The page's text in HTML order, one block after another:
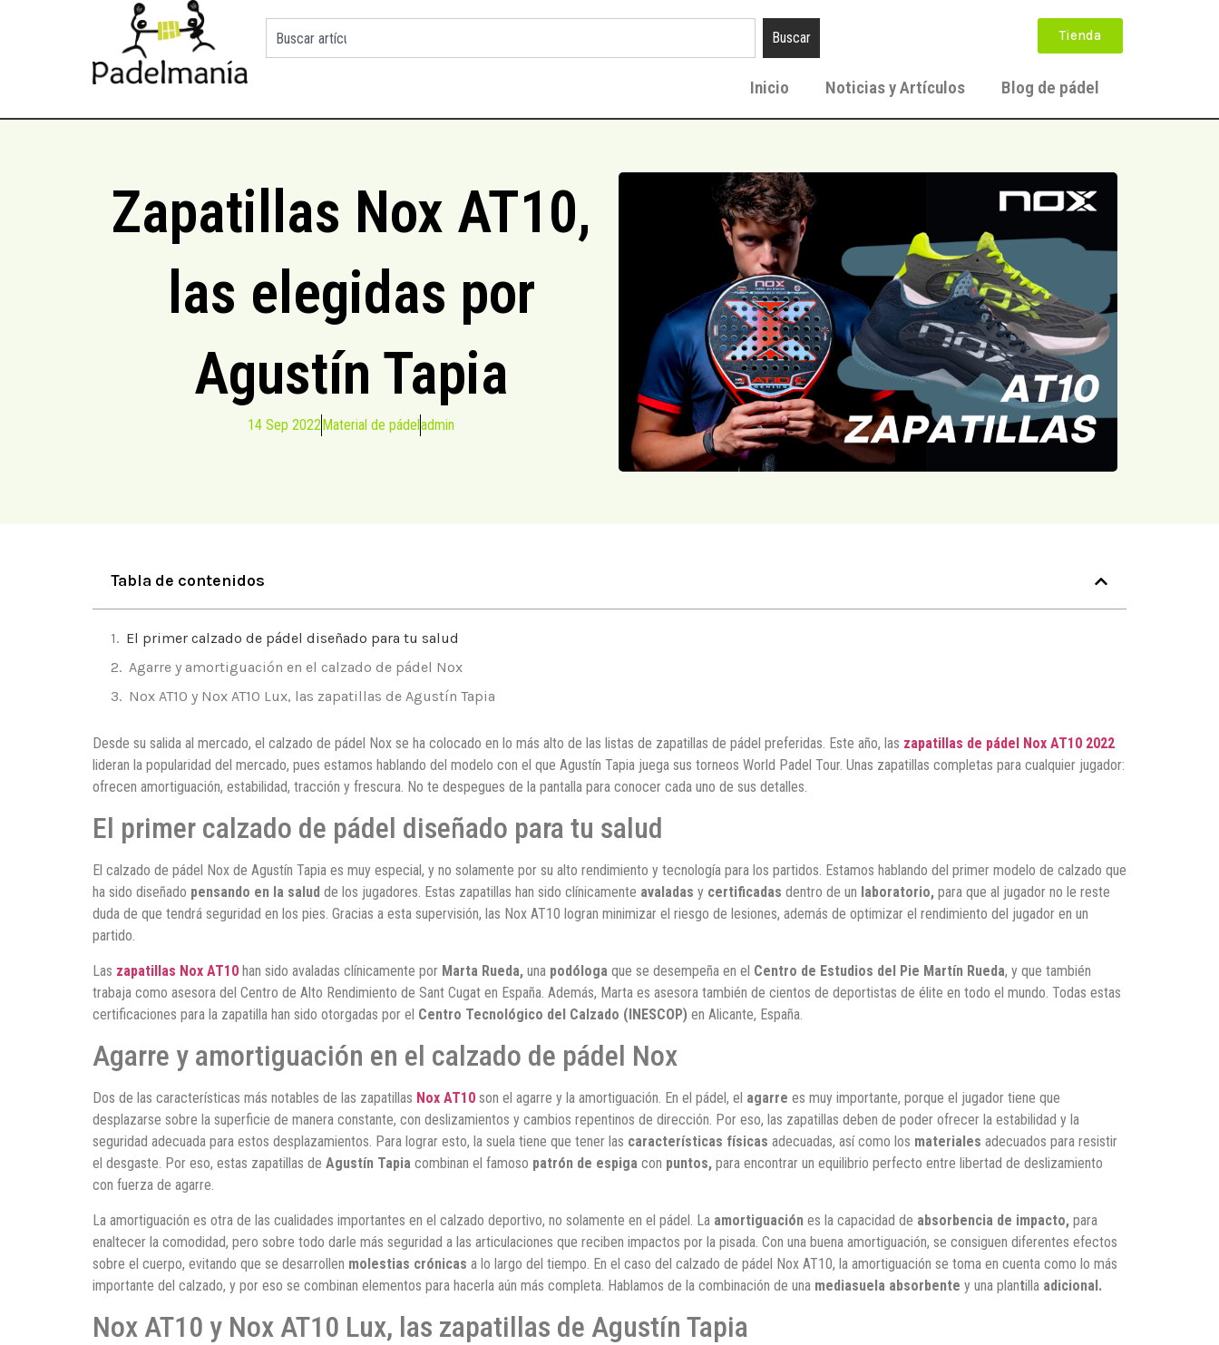
Buscar Tienda
Inicio Noticias y Artículos Blog de pádel
Zapatillas Nox AT10,
las elegidas por
Agustín Tapia
14 Sep 2022Material de pádeladmin
Tabla de contenidos
El primer calzado de pádel diseñado para tu salud
Agarre y amortiguación en el calzado de pádel Nox
Nox AT10 y Nox AT10 Lux, las zapatillas de Agustín Tapia
Desde su salida al mercado, el calzado de pádel Nox se ha colocado en lo más alto de las listas de zapatillas de pádel preferidas. Este año, las zapatillas de pádel Nox AT10 2022
lideran la popularidad del mercado, pues estamos hablando del modelo con el que Agustín Tapia juega sus torneos World Padel Tour. Unas zapatillas completas para cualquier jugador:
ofrecen amortiguación, estabilidad, tracción y frescura. No te despegues de la pantalla para conocer cada uno de sus detalles.
El primer calzado de pádel diseñado para tu salud
El calzado de pádel Nox de Agustín Tapia es muy especial, y no solamente por su alto rendimiento y tecnología para los partidos. Estamos hablando del primer modelo de calzado que
ha sido diseñado pensando en la salud de los jugadores. Estas zapatillas han sido clínicamente avaladas y certificadas dentro de un laboratorio, para que al jugador no le reste
duda de que tendrá seguridad en los pies. Gracias a esta supervisión, las Nox AT10 logran minimizar el riesgo de lesiones, además de optimizar el rendimiento del jugador en un
partido.
Las zapatillas Nox AT10 han sido avaladas clínicamente por Marta Rueda, una podóloga que se desempeña en el Centro de Estudios del Pie Martín Rueda, y que también
trabaja como asesora del Centro de Alto Rendimiento de Sant Cugat en España. Además, Marta es asesora también de cientos de deportistas de élite en todo el mundo. Todas estas
certificaciones para la zapatilla han sido otorgadas por el Centro Tecnológico del Calzado (INESCOP) en Alicante, España.
Agarre y amortiguación en el calzado de pádel Nox
Dos de las características más notables de las zapatillas Nox AT10 son el agarre y la amortiguación. En el pádel, el agarre es muy importante, porque el jugador tiene que
desplazarse sobre la superficie de manera constante, con deslizamientos y cambios repentinos de dirección. Por eso, las zapatillas deben de poder ofrecer la estabilidad y la
seguridad adecuada para estos desplazamientos. Para lograr esto, la suela tiene que tener las características físicas adecuadas, así como los materiales adecuados para resistir
el desgaste. Por eso, estas zapatillas de Agustín Tapia combinan el famoso patrón de espiga con puntos, para encontrar un equilibrio perfecto entre libertad de deslizamiento
con fuerza de agarre.
La amortiguación es otra de las cualidades importantes en el calzado deportivo, no solamente en el pádel. La amortiguación es la capacidad de absorbencia de impacto, para
enaltecer la comodidad, pero sobre todo darle más seguridad a las articulaciones que reciben impactos por la pisada. Con una buena amortiguación, se consiguen diferentes efectos
sobre el cuerpo, evitando que se desarrollen molestias crónicas a lo largo del tiempo. En el caso del calzado de pádel Nox AT10, la amortiguación se toma en cuenta como lo más
importante del calzado, y por eso se combinan elementos para hacerla aún más completa. Hablamos de la combinación de una mediasuela absorbente y una plantilla adicional.
Nox AT10 y Nox AT10 Lux, las zapatillas de Agustín Tapia